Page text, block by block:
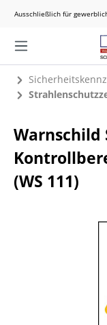
Ausschließlich für
Warnschild
(WS 111)